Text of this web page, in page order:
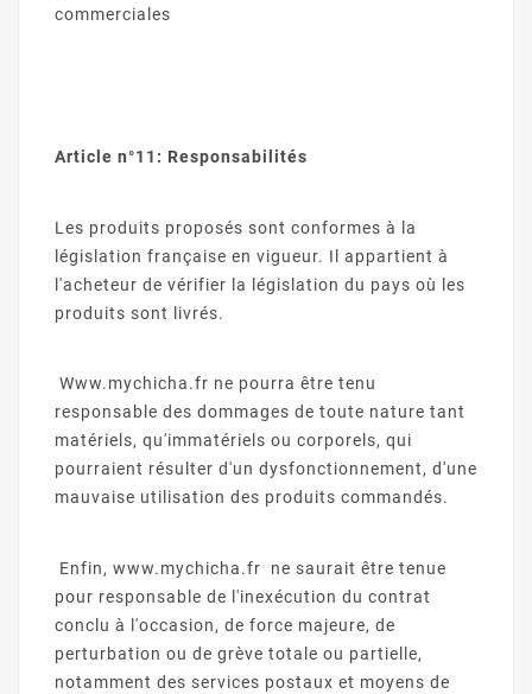
commerciales
Article n°11: Responsabilités
Les produits proposés sont conformes à la
législation française en vigueur. Il appartient à
l'acheteur de vérifier la législation du pays où les
produits sont livrés.
Www.mychicha.fr ne pourra être tenu
responsable des dommages de toute nature tant
matériels, qu'immatériels ou corporels, qui
pourraient résulter d'un dysfonctionnement, d'une
mauvaise utilisation des produits commandés.
Enfin, www.mychicha.fr ne saurait être tenue
pour responsable de l'inexécution du contrat
conclu à l'occasion, de force majeure, de
perturbation ou de grève totale ou partielle,
notamment des services postaux et moyens de